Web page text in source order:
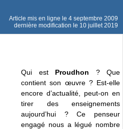
Article mis en ligne le 4 septembre 2009
dernière modification le 10 juillet 2019
Qui est Proudhon ? Que
contient son œuvre ? Est-elle
encore d’actualité, peut-on en
tirer des enseignements
aujourd’hui ? Ce penseur
engagé nous a légué nombre